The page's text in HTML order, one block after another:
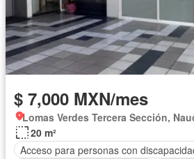
$ 7,000 MXN/mes
Lomas Verdes Tercera Sección,
20 m²
Acceso para personas con